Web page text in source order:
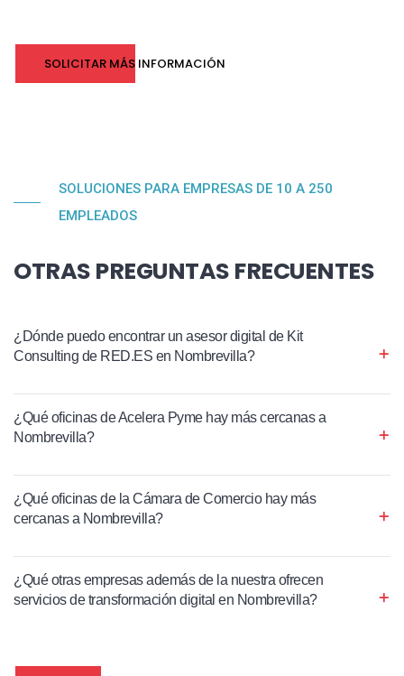
SOLICITAR MÁS INFORMACIÓN
SOLUCIONES PARA EMPRESAS DE 10 A 250
EMPLEADOS
OTRAS PREGUNTAS FRECUENTES
¿Dónde puedo encontrar un asesor digital de Kit
Consulting de RED.ES en Nombrevilla?
¿Qué oficinas de Acelera Pyme hay más cercanas a
Nombrevilla?
¿Qué oficinas de la Cámara de Comercio hay más
cercanas a Nombrevilla?
¿Qué otras empresas además de la nuestra ofrecen
servicios de transformación digital en Nombrevilla?